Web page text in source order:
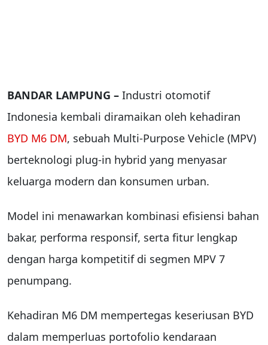
BANDAR LAMPUNG – Industri otomotif
Indonesia kembali diramaikan oleh kehadiran
BYD M6 DM, sebuah Multi-Purpose Vehicle (MPV)
berteknologi plug-in hybrid yang menyasar
keluarga modern dan konsumen urban.
Model ini menawarkan kombinasi efisiensi bahan
bakar, performa responsif, serta fitur lengkap
dengan harga kompetitif di segmen MPV 7
penumpang.
Kehadiran M6 DM mempertegas keseriusan BYD
dalam memperluas portofolio kendaraan